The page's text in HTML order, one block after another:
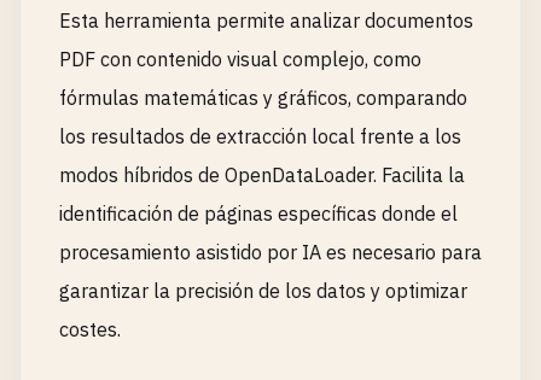
Esta herramienta permite analizar documentos
PDF con contenido visual complejo, como
fórmulas matemáticas y gráficos, comparando
los resultados de extracción local frente a los
modos híbridos de OpenDataLoader. Facilita la
identificación de páginas específicas donde el
procesamiento asistido por IA es necesario para
garantizar la precisión de los datos y optimizar
costes.